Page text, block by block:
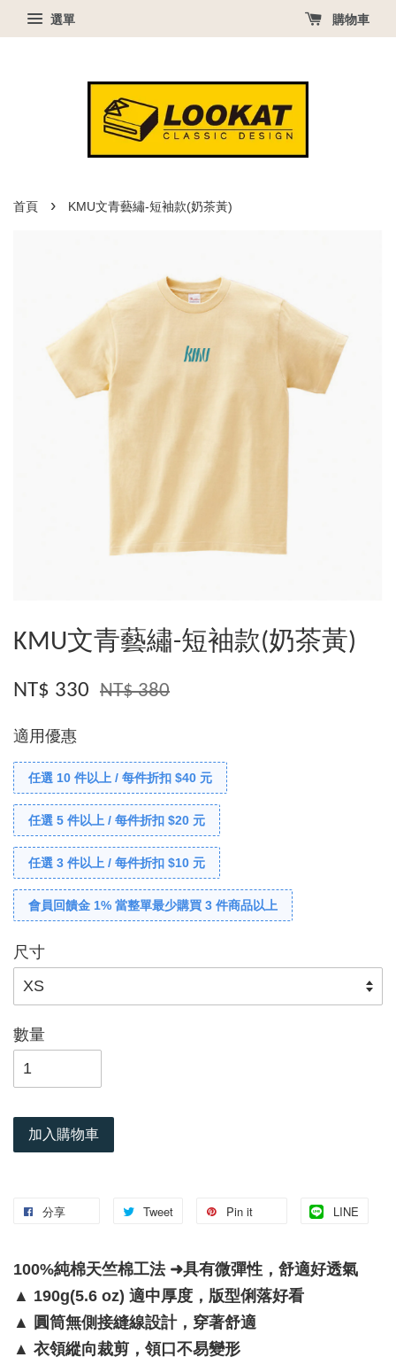
選單 購物車
首頁 › KMU文青藝繡-短袖款(奶茶黃)
KMU文青藝繡-短袖款(奶茶黃)
NT$ 330 NT$ 380
適用優惠
任選 10 件以上 / 每件折扣 $40 元
任選 5 件以上 / 每件折扣 $20 元
任選 3 件以上 / 每件折扣 $10 元
會員回饋金 1% 當整單最少購買 3 件商品以上
尺寸
數量
加入購物車
分享 Tweet Pin it LINE
100%純棉天竺棉工法 ➜具有微彈性，舒適好透氣
▲ 190g(5.6 oz) 適中厚度，版型俐落好看
▲ 圓筒無側接縫線設計，穿著舒適
▲ 衣領縱向裁剪，領口不易變形